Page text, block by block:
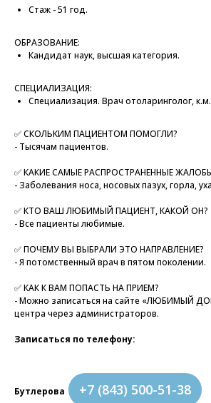
Стаж - 51 год.
ОБРАЗОВАНИЕ:
Кандидат наук, высшая категория.
СПЕЦИАЛИЗАЦИЯ:
Специализация. Врач отоларинголог,
✅ СКОЛЬКИМ ПАЦИЕНТОМ ПОМОГЛИ?
- Тысячам пациентов.
✅ КАКИЕ САМЫЕ РАСПРОСТРАНЕННЫЕ
- Заболевания носа, носовых пазух, горла,
✅ КТО ВАШ ЛЮБИМЫЙ ПАЦИЕНТ, КАКОЙ ОН?
- Все пациенты любимые.
✅ ПОЧЕМУ ВЫ ВЫБРАЛИ ЭТО НАПРАВЛЕНИЕ?
- Я потомственный врач в пятом поколении.
✅ КАК К ВАМ ПОПАСТЬ НА ПРИЕМ?
- Можно записаться на сайте «ЛЮБИМЫЙ
центра через администраторов.
Записаться по телефону:
Бутлерова +7 (843) 500-51-38